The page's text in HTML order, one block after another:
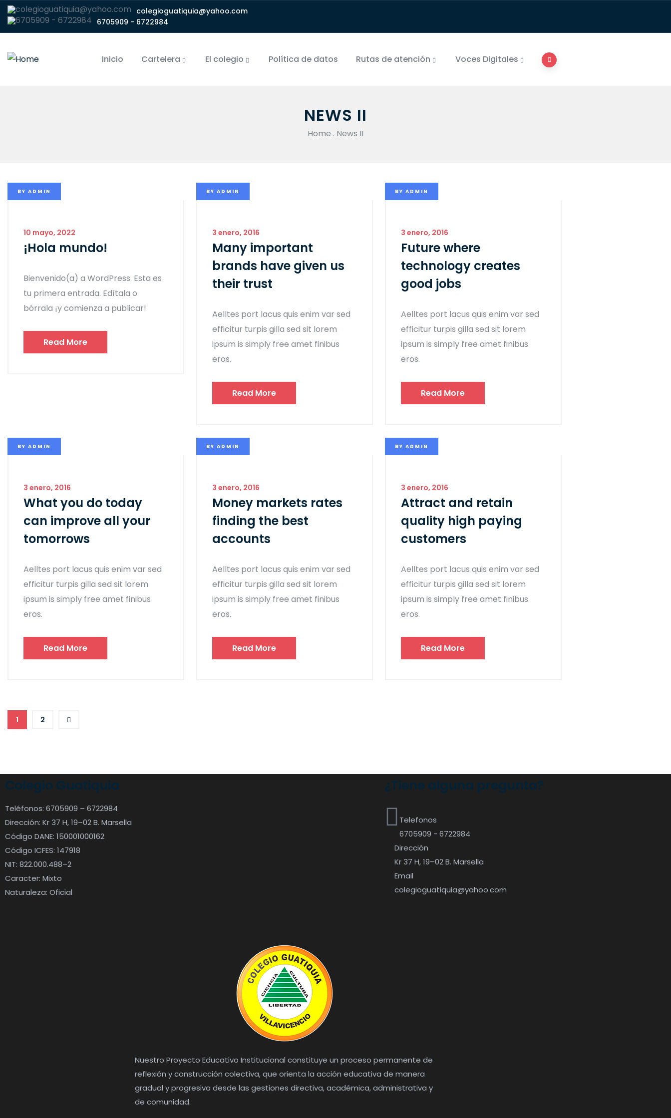
colegioguatiquia@yahoo.com
6705909 - 6722984
Inicio Cartelera El colegio Política de datos Rutas de atención Voces Digitales
NEWS II
Home . News II
BY ADMIN
10 mayo, 2022
¡Hola mundo!
Bienvenido(a) a WordPress. Esta es
tu primera entrada. Edítala o
bórrala ¡y comienza a publicar!
Read More
BY ADMIN
3 enero, 2016
Many important
brands have given us
their trust
Aelltes port lacus quis enim var sed
efficitur turpis gilla sed sit lorem
ipsum is simply free amet finibus
eros.
Read More
BY ADMIN
3 enero, 2016
Future where
technology creates
good jobs
Aelltes port lacus quis enim var sed
efficitur turpis gilla sed sit lorem
ipsum is simply free amet finibus
eros.
Read More
BY ADMIN
3 enero, 2016
What you do today
can improve all your
tomorrows
Aelltes port lacus quis enim var sed
efficitur turpis gilla sed sit lorem
ipsum is simply free amet finibus
eros.
Read More
BY ADMIN
3 enero, 2016
Money markets rates
finding the best
accounts
Aelltes port lacus quis enim var sed
efficitur turpis gilla sed sit lorem
ipsum is simply free amet finibus
eros.
Read More
BY ADMIN
3 enero, 2016
Attract and retain
quality high paying
customers
Aelltes port lacus quis enim var sed
efficitur turpis gilla sed sit lorem
ipsum is simply free amet finibus
eros.
Read More
1 2
Colegio Guatiquia
Teléfonos: 6705909 – 6722984
Dirección: Kr 37 H, 19–02 B. Marsella
Código DANE: 150001000162
Código ICFES: 147918
NIT: 822.000.488–2
Caracter: Mixto
Naturaleza: Oficial
¿Tiene alguna pregunta?
Telefonos
6705909 - 6722984
Dirección
Kr 37 H, 19–02 B. Marsella
Email
colegioguatiquia@yahoo.com
Nuestro Proyecto Educativo Institucional constituye un proceso permanente de
reflexión y construcción colectiva, que orienta la acción educativa de manera
gradual y progresiva desde las gestiones directiva, académica, administrativa y
de comunidad.